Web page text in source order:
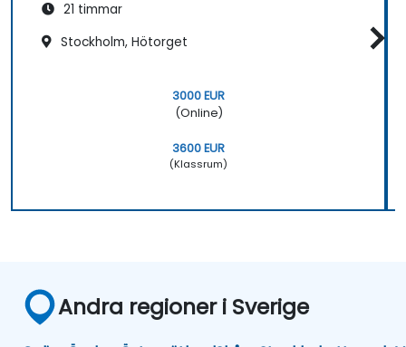
21 timmar
Stockholm, Hötorget
3000 EUR
(Online)
3600 EUR
(Klassrum)
Andra regioner i Sverige